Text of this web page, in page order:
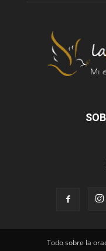
Todo sobre la